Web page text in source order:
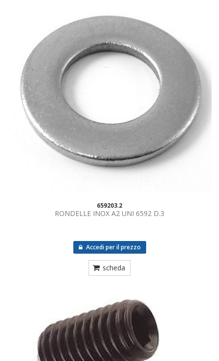
659203.2
RONDELLE INOX A2 UNI 6592 D.3
Accedi per il prezzo
scheda